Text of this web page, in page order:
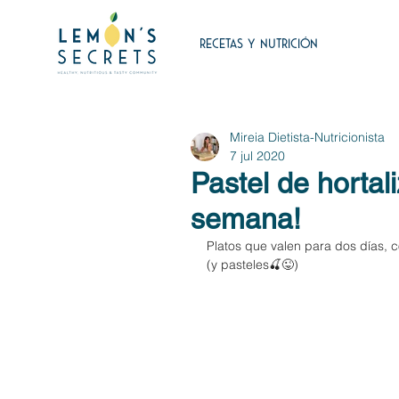
RECETAS Y NUTRICIÓN
Pastel de
semana!
Mireia Dietista-Nutricionista
7 jul 2020
Platos que valen para dos días,
(y pasteles🍒😜)